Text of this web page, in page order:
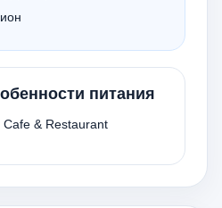
питания
Cafe & Restaurant